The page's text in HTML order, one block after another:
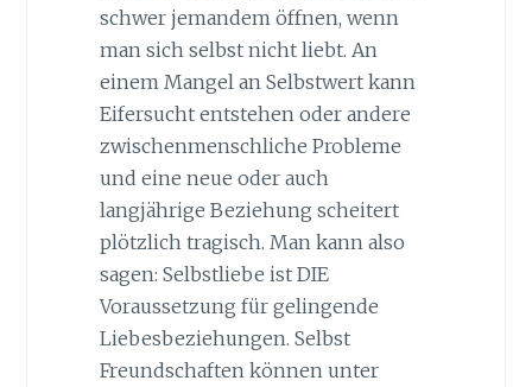
schwer jemandem öffnen, wenn
man sich selbst nicht liebt. An
einem Mangel an Selbstwert kann
Eifersucht entstehen oder andere
zwischenmenschliche Probleme
und eine neue oder auch
langjährige Beziehung scheitert
plötzlich tragisch. Man kann also
sagen: Selbstliebe ist DIE
Voraussetzung für gelingende
Liebesbeziehungen. Selbst
Freundschaften können unter